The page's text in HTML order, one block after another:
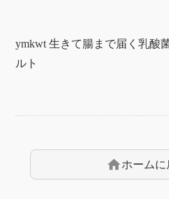
ymkwt 生きて腸まで届く乳酸
ルト
homeホームに